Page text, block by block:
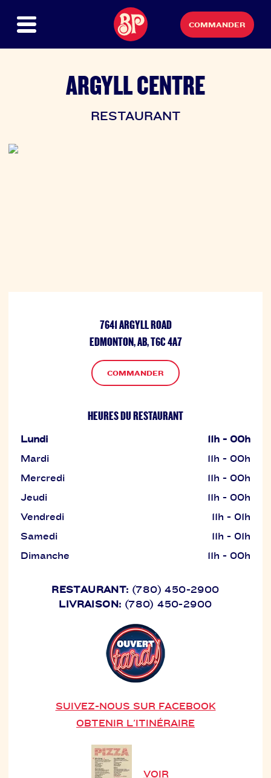
COMMANDER
ARGYLL CENTRE
RESTAURANT
7641 ARGYLL ROAD
EDMONTON, AB, T6C 4A7
COMMANDER
HEURES DU RESTAURANT
Lundi
11h - 00h
Mardi
11h - 00h
Mercredi
11h - 00h
Jeudi
11h - 00h
Vendredi
11h - 01h
Samedi
11h - 01h
Dimanche
11h - 00h
SUIVEZ-NOUS SUR FACEBOOK
OBTENIR L'ITINÉRAIRE
VOIR
RESTAURANT: (780) 450-2900
LIVRAISON: (780) 450-2900